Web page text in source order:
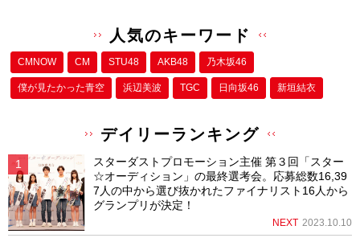
人気のキーワード
CMNOW CM STU48 AKB48 乃木坂46
僕が⾒たかった⻘空 浜辺美波 TGC 日向坂46 新垣結衣
デイリーランキング
スターダストプロモーション主催 第３回「スター
☆オーディション」の最終選考会。応募総数16,39
7人の中から選び抜かれたファイナリスト16人から
グランプリが決定！
NEXT 2023.10.10